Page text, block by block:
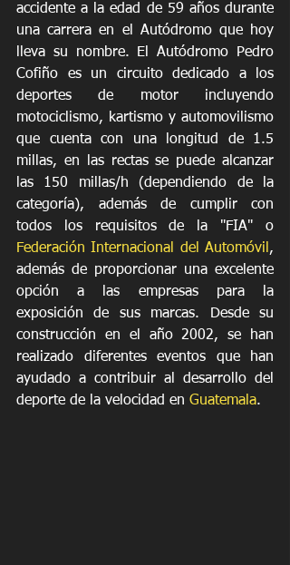
accidente a la edad de 59 años durante
una carrera en el Autódromo que hoy
lleva su nombre. El Autódromo Pedro
Cofiño es un circuito dedicado a los
deportes de motor incluyendo
motociclismo, kartismo y automovilismo
que cuenta con una longitud de 1.5
millas, en las rectas se puede alcanzar
las 150 millas/h (dependiendo de la
categoría), además de cumplir con
Federación Internacional del Automóvil ,
además de proporcionar una excelente
opción a las empresas para la
exposición de sus marcas. Desde su
construcción en el año 2002, se han
realizado diferentes eventos que han
ayudado a contribuir al desarrollo del
deporte de la velocidad en Guatemala.